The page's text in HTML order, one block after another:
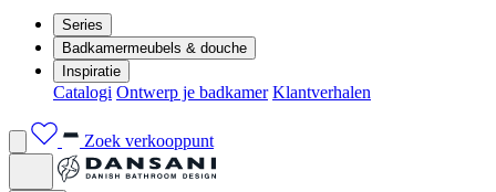
Series
Badkamermeubels & douche
Inspiratie
Catalogi Ontwerp je badkamer Klantverhalen
Zoek verkooppunt